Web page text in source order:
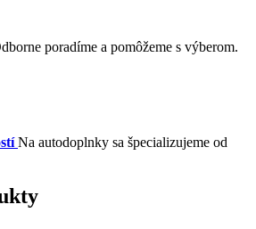
poradíme a pomôžeme s výberom.
Na autodoplnky sa špecializujeme od